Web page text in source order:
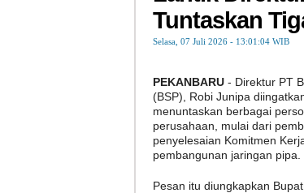
Tuntaskan
Selasa, 07 Juli 2026 - 13:01:04 WIB
PEKANBARU- Direktur PT
(BSP), Robi Junipa
menuntaskan berbagai
perusahaan, mulai dari
penyelesaian Komitmen
pembangunan jaringan pipa.
Pesan itu diungkapkan